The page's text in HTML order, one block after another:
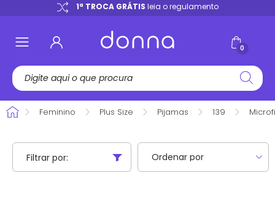
1ª TROCA GRÁTIS leia o regulamento
0
Feminino Plus Size Pijamas 139
Filtrar por: